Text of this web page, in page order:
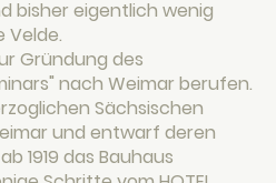
bisher eigentlich wenig
Velde.
Gründung des
nach Weimar berufen.
Sächsischen
und entwarf deren
1919 das Bauhaus